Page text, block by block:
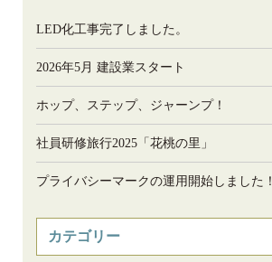
LED化工事完了しました。
2026年5月 建設業スタート
ホップ、ステップ、ジャーンプ！
社員研修旅行2025「花桃の里」
プライバシーマークの運用開始しました！
カテゴリー